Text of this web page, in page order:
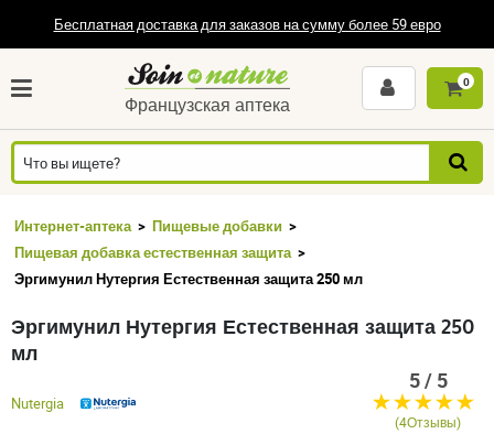
Бесплатная доставка для заказов на сумму более 59 евро
Французская аптека
0
Интернет-аптека
Пищевые добавки
Пищевая добавка естественная защита
Эргимунил Нутергия Естественная защита 250 мл
Эргимунил Нутергия Естественная защита 250
мл
Nutergia
5 / 5
(4Отзывы)